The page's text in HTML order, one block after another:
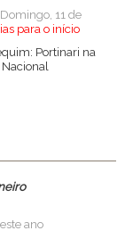
11 de
para o início
Portinari na
ano